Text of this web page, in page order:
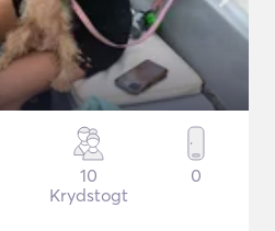
10
Krydstogt
0